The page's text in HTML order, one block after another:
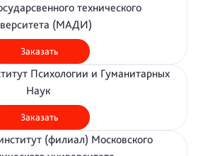
технического
(МАДИ)
Заказать
Психологии и Гуманитарных
Наук
Заказать
(филиал) Московского